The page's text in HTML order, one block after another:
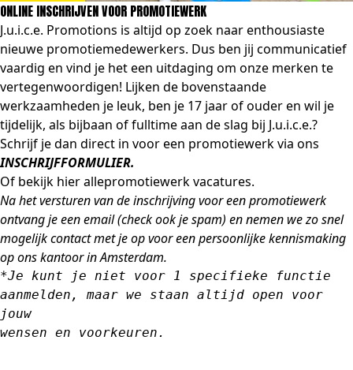
ONLINE INSCHRIJVEN VOOR PROMOTIEWERK
J.u.i.c.e. Promotions is altijd op zoek naar enthousiaste
nieuwe promotiemedewerkers. Dus ben jij communicatief
vaardig en vind je het een uitdaging om onze merken te
vertegenwoordigen! Lijken de bovenstaande
werkzaamheden je leuk, ben je 17 jaar of ouder en wil je
tijdelijk, als bijbaan of fulltime aan de slag bij J.u.i.c.e.?
Schrijf je dan direct in voor een promotiewerk via ons
INSCHRIJFFORMULIER.
Of bekijk hier allepromotiewerk vacatures.
Na het versturen van de inschrijving voor een promotiewerk
ontvang je een email (check ook je spam) en nemen we zo snel
mogelijk contact met je op voor een persoonlijke kennismaking
op ons kantoor in Amsterdam.
*Je kunt je niet voor 1 specifieke functie
aanmelden, maar we staan altijd open voor
jouw
wensen en voorkeuren.